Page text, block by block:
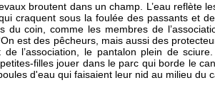
broutent dans un champ. L’eau reflète
craquent sous la foulée des passants et
du coin, comme les membres de
est des pêcheurs, mais aussi des
l’association, le pantalon plein de
filles jouer dans le parc qui borde le
d'eau qui faisaient leur nid au milieu du